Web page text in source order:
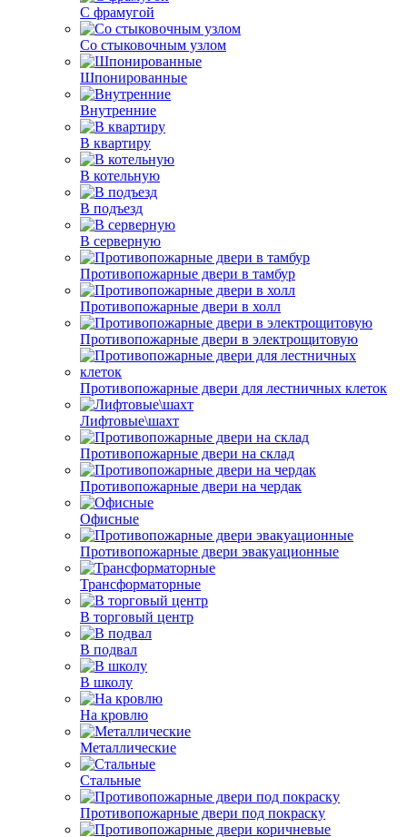
С фрамугой
Со стыковочным узлом
Шпонированные
Внутренние
В квартиру
В котельную
В подъезд
В серверную
Противопожарные двери в тамбур
Противопожарные двери в холл
Противопожарные двери в электрощитовую
Противопожарные двери для лестничных клеток
Лифтовые\шахт
Противопожарные двери на склад
Противопожарные двери на чердак
Офисные
Противопожарные двери эвакуационные
Трансформаторные
В торговый центр
В подвал
В школу
На кровлю
Металлические
Стальные
Противопожарные двери под покраску